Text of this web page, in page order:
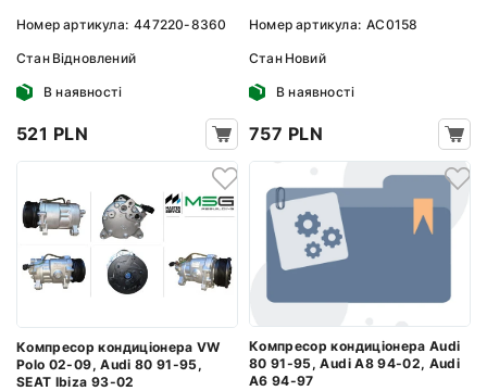
Номер артикула: 447220-8360
Стан Відновлений
В наявності
521 PLN
Номер артикула: AC0158
Стан Новий
В наявності
757 PLN
Компресор кондиціонера VW
Polo 02-09, Audi 80 91-95,
SEAT Ibiza 93-02
Компресор кондиціонера Audi
80 91-95, Audi A8 94-02, Audi
A6 94-97